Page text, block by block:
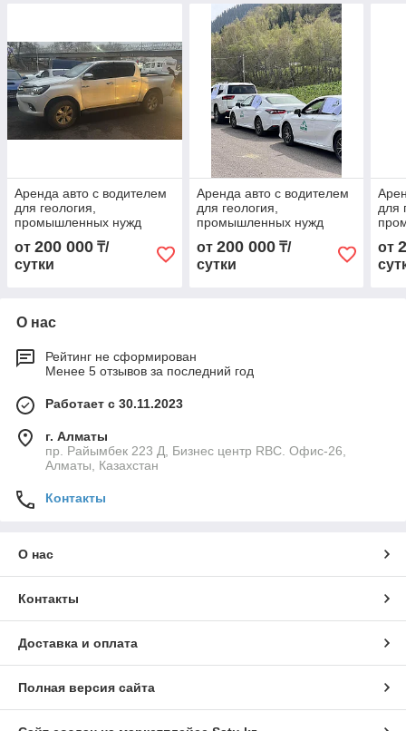
Аренда авто с водителем
для геология,
промышленных нужд
от 200 000 ₸/
сутки
Аренда авто с водителем
для геология,
промышленных нужд
от 200 000₸/
сутки
для
от
О нас
Рейтинг не сформирован
Менее 5 отзывов за последний год
Работает с 30.11.2023
г. Алматы
пр. Райымбек 223 Д, Бизнес центр RBC. Офис-26,
Алматы, Казахстан
Контакты
О нас
Контакты
Доставка и оплата
Полная версия сайта